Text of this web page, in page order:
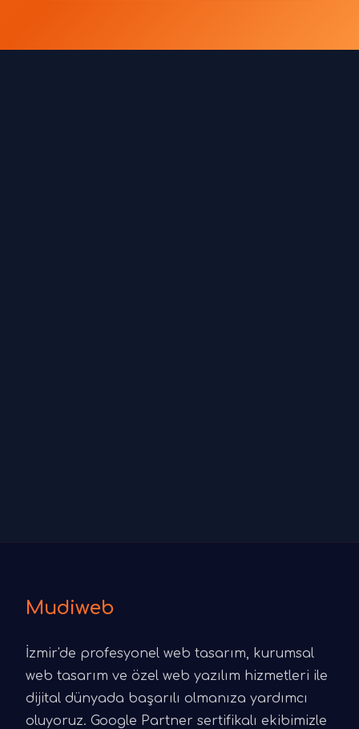
Mudiweb
İzmir'de profesyonel web tasarım, kurumsal
web tasarım ve özel web yazılım hizmetleri ile
dijital dünyada başarılı olmanıza yardımcı
oluyoruz. Google Partner sertifikalı ekibimizle